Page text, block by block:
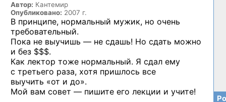
Автор: Кантемир
Опубликовано: 2007 г.
В принципе, нормальный мужик, но очень
требовательный.
Пока не выучишь — не сдашь! Но сдать можно
и без $$$.
Как лектор тоже нормальный. Я сдал ему
с третьего раза, хотя пришлось все
выучить «от и до».
Мой вам совет — пишите его лекции и учите!